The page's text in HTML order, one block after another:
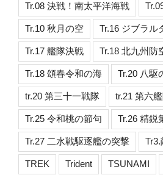
Tr.08 決戦！南太平洋海戦
Tr.10 秋月の空 Tr.16 ジブラル
Tr.17 艦隊決戦 Tr.18 北九州防
Tr.18 頌春令和の海 Tr.20 八駆
tr.20 第三十一戦隊 tr.21 第六
Tr.25 令和桃の節句 Tr.26 精鋭
Tr.27 二水戦駆逐艦の突撃
TREK Trident TSUNAMI